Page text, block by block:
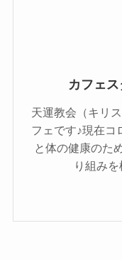
カフェ
天運教会（キリ
フェです♪現在コ
と体の健康のた
り組み